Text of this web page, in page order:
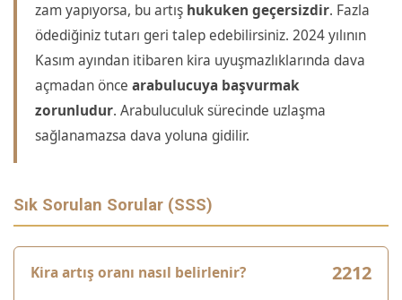
zam yapıyorsa, bu artış hukuken geçersizdir. Fazla
ödediğiniz tutarı geri talep edebilirsiniz. 2024 yılının
Kasım ayından itibaren kira uyuşmazlıklarında dava
açmadan önce arabulucuya başvurmak
zorunludur. Arabuluculuk sürecinde uzlaşma
sağlanamazsa dava yoluna gidilir.
Sık Sorulan Sorular (SSS)
Kira artış oranı nasıl belirlenir?